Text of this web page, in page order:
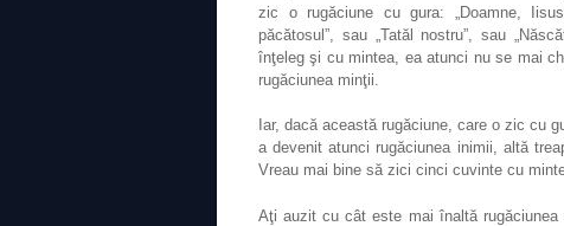
zic o rugăciune cu gura: „Doamne,
păcătosul”, sau „Tatăl nostru”, sau
înţeleg şi cu mintea, ea atunci nu se mai
rugăciunea minţii.
Iar, dacă această rugăciune, care o zic cu
a devenit atunci rugăciunea inimii, altă
Vreau mai bine să zici cinci cuvinte cu
Aţi auzit cu cât este mai înaltă